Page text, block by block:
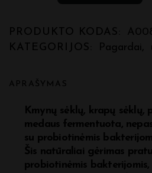
gėrimas
"Detoksikacijai"
PRODUKTO KODAS:
KATEGORIJOS:
Pagardai,
APRAŠYMAS
Kmynų sėklų, krapų sėklų,
medaus fermentuota,
su probiotinėmis
Šis natūraliai gėrimas
probiotinėmis